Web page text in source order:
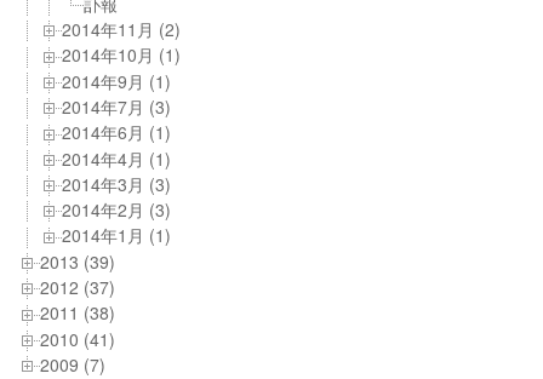
2014年11月 (2)
2014年10月 (1)
2014年9月 (1)
2014年7月 (3)
2014年6月 (1)
2014年4月 (1)
2014年3月 (3)
2014年2月 (3)
2014年1月 (1)
2013 (39)
2012 (37)
2011 (38)
2010 (41)
2009 (7)